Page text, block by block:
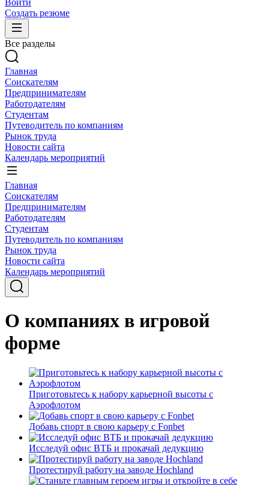
Войти
Создать резюме
Все разделы
Главная
Соискателям
Предпринимателям
Работодателям
Студентам
Путеводитель по компаниям
Рынок труда
Новости сайта
Календарь мероприятий
Главная
Соискателям
Предпринимателям
Работодателям
Студентам
Путеводитель по компаниям
Рынок труда
Новости сайта
Календарь мероприятий
О компаниях в игровой
форме
Приготовьтесь к набору карьерной высоты с
Аэрофлотом
Добавь спорт в свою карьеру с Fonbet
Исследуй офис ВТБ и прокачай дедукцию
Протестируй работу на заводе Hochland